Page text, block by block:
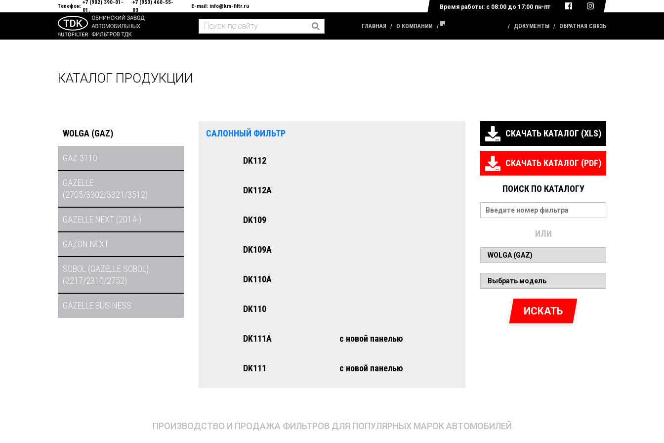
Телефон:
+7 (902) 390-01-
01
+7 (953) 460-55-
03
E-mail: info@km-filtr.ru Время работы: с 08:00 до 17:00 пн-пт
ГЛАВНАЯ О КОМПАНИИ КАТАЛОГ ПРОДУКЦИИ ДОКУМЕНТЫ ОБРАТНАЯ СВЯЗЬ
КАТАЛОГ ПРОДУКЦИИ
WOLGA (GAZ)
GAZ 3110
GAZELLE
(2705/3302/3321/3512)
GAZELLE NEXT (2014-)
GAZON NEXT
SOBOL (GAZELLE SOBOL)
(2217/2310/2752)
GAZELLE BUSINESS
САЛОННЫЙ ФИЛЬТР
DK112
DK112A
DK109
DK109A
DK110A
DK110
DK111A с новой панелью
DK111 с новой панелью
СКАЧАТЬ КАТАЛОГ (XLS)
СКАЧАТЬ КАТАЛОГ (PDF)
ПОИСК ПО КАТАЛОГУ
ИЛИ
ИСКАТЬ
ПРОИЗВОДСТВО И ПРОДАЖА ФИЛЬТРОВ ДЛЯ ПОПУЛЯРНЫХ МАРОК АВТОМОБИЛЕЙ